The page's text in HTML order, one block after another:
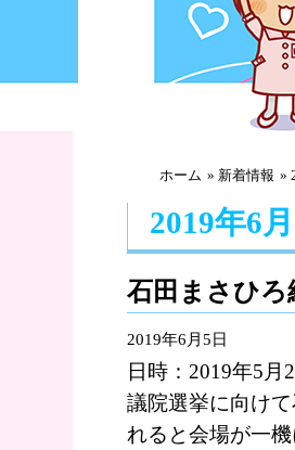
ホーム » 新着情報 »
2019年6月
石田まさひろ
2019年6月5日
日時：2019年5
議院選挙に向け
れると会場が一